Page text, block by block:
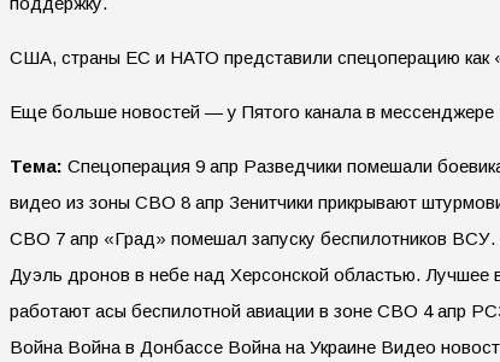
США, страны ЕС и НАТО представили спецоперацию как
Еще больше новостей — у Пятого канала в мессенджере
Тема: Спецоперация 9 апр Разведчики помешали
видео из зоны СВО 8 апр Зенитчики прикрывают
СВО 7 апр «Град» помешал запуску беспилотников
Дуэль дронов в небе над Херсонской областью.
работают асы беспилотной авиации в зоне СВО 4 апр
Война Война в Донбассе Война на Украине Видео